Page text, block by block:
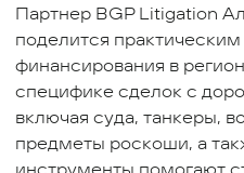
Партнер BGP Litigation
поделится
финансирования в
специфике сделок с
включая суда, танкеры,
предметы роскоши, а